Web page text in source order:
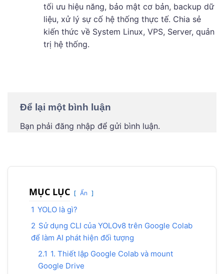
MỤC LỤC Ẩn
1 YOLO là gì?
2 Sử dụng CLI của YOLOv8 trên Google Colab
để làm AI phát hiện đối tượng
2.1 1. Thiết lập Google Colab và mount
Google Drive
tối ưu hiệu năng, bảo mật cơ bản, backup dữ
liệu, xử lý sự cố hệ thống thực tế. Chia sẻ
kiến thức về System Linux, VPS, Server, quản
trị hệ thống.
Để lại một bình luận
Bạn phải đăng nhập để gửi bình luận.